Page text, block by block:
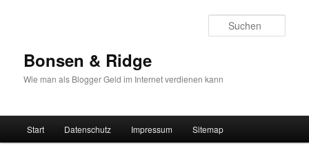
Bonsen & Ridge
Wie man als Blogger Geld im Internet verdienen kann
Zum
Start Datenschutz Impressum Sitemap